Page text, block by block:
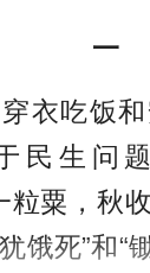
一
衣吃饭
民生问
粒粟，秋
饿死”和“